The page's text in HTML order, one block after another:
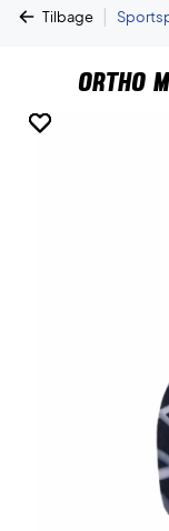
Tilbage |
Ortho